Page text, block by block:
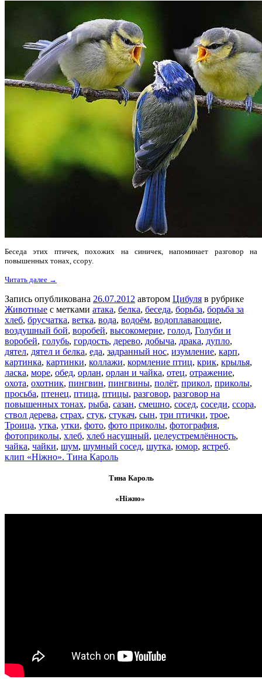
Беседа этих птичек, похожих на синичек, напоминает разговор на
повышенных тонах, ссору.
Читать далее →
Запись опубликована 26.07.2012 автором Цибуля в рубрике
Животные с метками атака, белка, беседа, борьба, борьба за
хлеб, брусчатка, ветка, вода, водоём, водоплавающие,
воздушный бой, воробей, высокомерие, голод, Голуби и
воробей, голубь, гордость, дерево, добыча, драка, дупло,
дятел, дятел и белка, еда, задранный нос, изумление, карп,
картинка, картинки, коллажи, кормление птиц, крик, крылья,
ласка, море, обед, орлан, орлан и чайка, отец, отражение,
охота, охотник, пингвин, пингвины, полёт, прикол, приколы,
просьба, птенец, птица, птицы, разговор, разговор на
повышенных тонах, рыба, сазан, смешно, сосед, соседи, ссора,
ствол дерева, страх, стук, стукач, сын, три птички, трое,
Троица, утка, утки, фото, фото приколы, фотография,
фотоприколы, хлеб, хлеб насущный, целеустремлённость,
чайка, чайки, шум, шумный сосед, шутка, юмор, ястреб.
клип «Ніжно». Тина Кароль
Тина Кароль
«Ніжно»